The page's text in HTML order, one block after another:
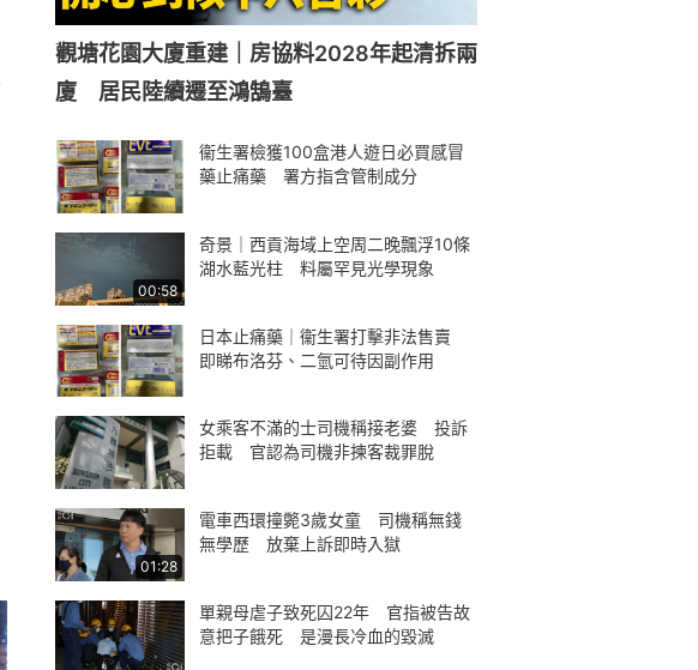
觀塘花園大廈重建｜房協料2028年起清拆兩
廈 居民陸續遷至鴻鵠臺
衞生署檢獲100盒港人遊日必買感冒
藥止痛藥 署方指含管制成分
00:58
奇景｜西貢海域上空周二晚飄浮10條
湖水藍光柱 料屬罕見光學現象
日本止痛藥｜衞生署打擊非法售賣
即睇布洛芬、二氫可待因副作用
女乘客不滿的士司機稱接老婆 投訴
拒載 官認為司機非揀客裁罪脫
01:28
電車西環撞斃3歲女童 司機稱無錢
無學歷 放棄上訴即時入獄
單親母虐子致死囚22年 官指被告故
意把子餓死 是漫長冷血的毀滅